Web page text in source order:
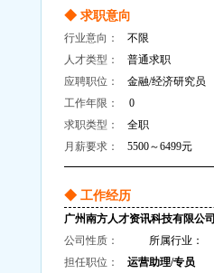
◆ 求职意向
行业意向：
不限
人才类型：
普通求职
应聘职位：
金融/经济研究员
工作年限：
0
求职类型：
全职
月薪要求：
5500～6499元
◆ 工作经历
广州南方人才资讯科技有限公司
公司性质：
所属行业：
担任职位：
运营助理/专员